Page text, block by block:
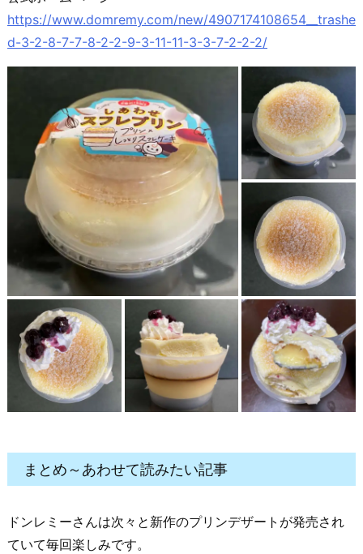
https://www.domremy.com/new/4907174108654__trashe
d-3-2-8-7-7-8-2-2-9-3-11-11-3-3-7-2-2-2/
まとめ～あわせて読みたい記事
ドンレミーさんは次々と新作のプリンデザートが発売され
ていて毎回楽しみです。